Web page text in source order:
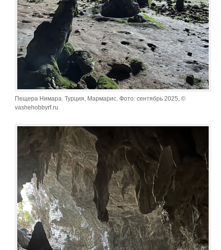
Пещера Нимара. Турция, Мармарис. Фото: сентябрь 2025, ©
vashehobbyrf.ru